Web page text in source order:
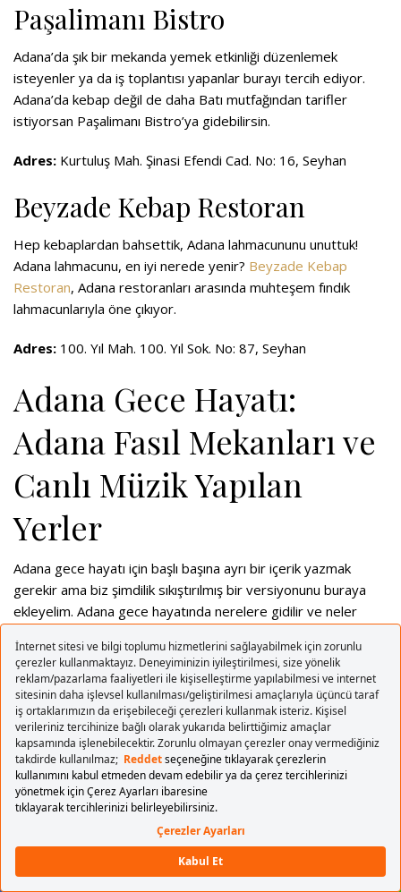
Paşalimanı Bistro
Adana’da şık bir mekanda yemek etkinliği düzenlemek
isteyenler ya da iş toplantısı yapanlar burayı tercih ediyor.
Adana’da kebap değil de daha Batı mutfağından tarifler
istiyorsan Paşalimanı Bistro’ya gidebilirsin.
Adres: Kurtuluş Mah. Şinasi Efendi Cad. No: 16, Seyhan
Beyzade Kebap Restoran
Hep kebaplardan bahsettik, Adana lahmacununu unuttuk!
Adana lahmacunu, en iyi nerede yenir? Beyzade Kebap
Restoran, Adana restoranları arasında muhteşem fındık
lahmacunlarıyla öne çıkıyor.
Adres: 100. Yıl Mah. 100. Yıl Sok. No: 87, Seyhan
Adana Gece Hayatı:
Adana Fasıl Mekanları ve
Canlı Müzik Yapılan
Yerler
Adana gece hayatı için başlı başına ayrı bir içerik yazmak
gerekir ama biz şimdilik sıkıştırılmış bir versiyonunu buraya
ekleyelim. Adana gece hayatında nerelere gidilir ve neler
gece mekanları, ister rock ister türkü ister de elektronik
müzik tercih edenler için birçok seçenek sunuyor.